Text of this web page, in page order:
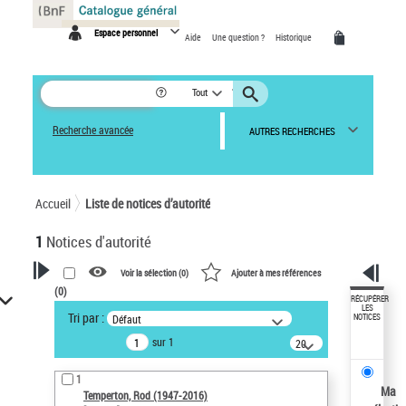
Espace personnel Aide Une question ? Historique
Tout
Recherche avancée AUTRES RECHERCHES
Accueil Liste de notices d’autorité
1 Notices d'autorité
VOTRE RECHERCHE
Recherche avancée dans les
notices d’autorité
Œuvres liées à l'auteur :
Temperton, Rod (1947-2016)
Voir la sélection (0) Ajouter à mes références
(0)
Tri par : Défaut
sur 1
20
résultats/page
1
Temperton, Rod (1947-2016)
RÉCUPÉRER
LES
NOTICES
Ma
Panneau de gestion des cookies